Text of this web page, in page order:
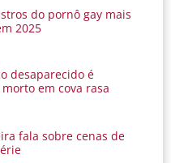
do pornô gay mais
2025
desaparecido é
em cova rasa
fala sobre cenas de